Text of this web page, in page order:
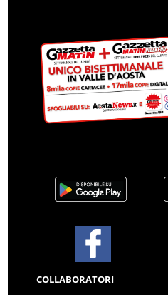
COLLABORATORI